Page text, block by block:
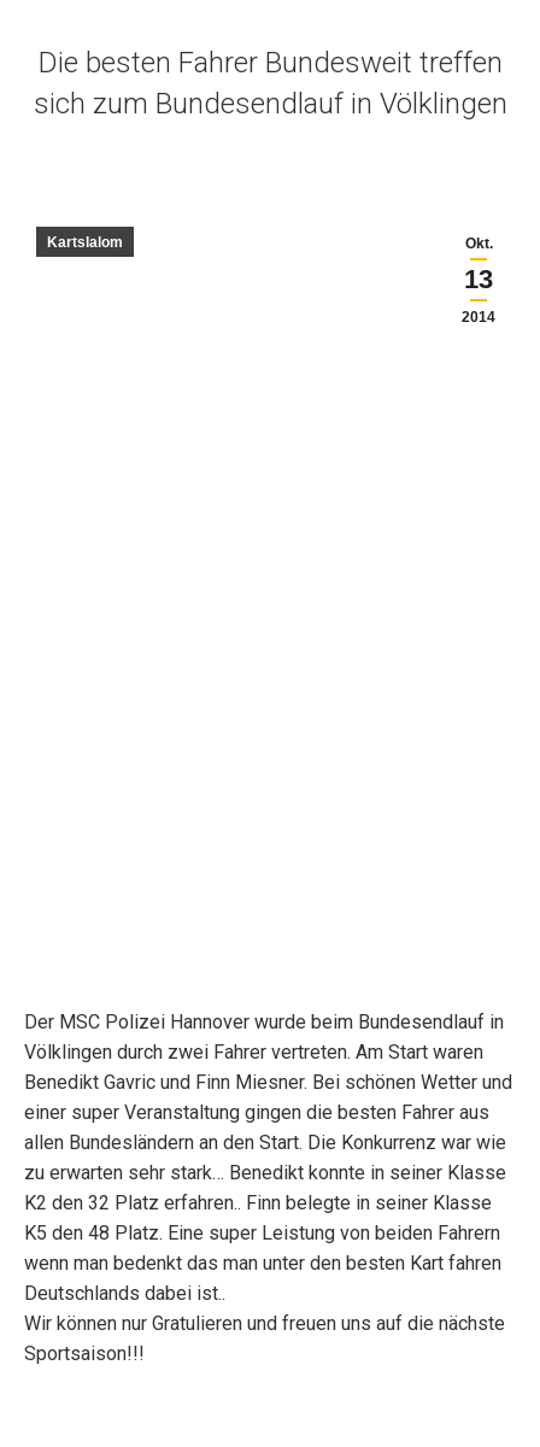
Die besten Fahrer Bundesweit treffen
sich zum Bundesendlauf in Völklingen
Okt.
13
2014
Kartslalom
Der MSC Polizei Hannover wurde beim Bundesendlauf in
Völklingen durch zwei Fahrer vertreten. Am Start waren
Benedikt Gavric und Finn Miesner. Bei schönen Wetter und
einer super Veranstaltung gingen die besten Fahrer aus
allen Bundesländern an den Start. Die Konkurrenz war wie
zu erwarten sehr stark… Benedikt konnte in seiner Klasse
K2 den 32 Platz erfahren.. Finn belegte in seiner Klasse
K5 den 48 Platz. Eine super Leistung von beiden Fahrern
wenn man bedenkt das man unter den besten Kart fahren
Deutschlands dabei ist..
Wir können nur Gratulieren und freuen uns auf die nächste
Sportsaison!!!